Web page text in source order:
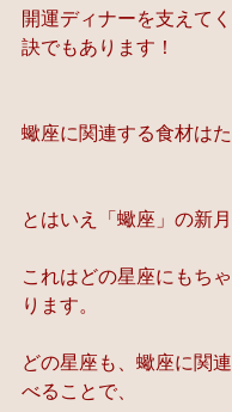
開運ディナーを支えて
訣でもあります！
蠍座に関連する食材は
とはいえ「蠍座」の新月
これはどの星座にもち
ります。
どの星座も、蠍座に関
べることで、